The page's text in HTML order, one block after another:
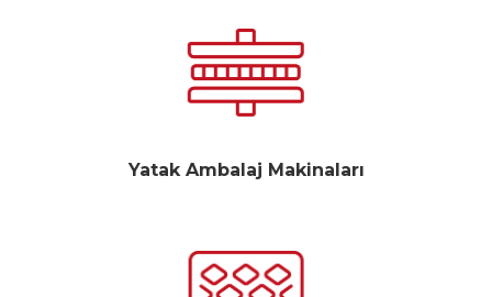
Yatak Ambalaj Makinaları